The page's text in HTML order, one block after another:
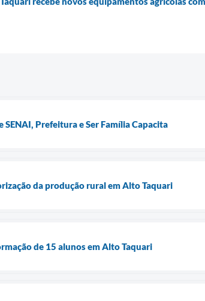
Prefeitura e Ser Família Capacita
da produção rural em Alto Taquari
de 15 alunos em Alto Taquari